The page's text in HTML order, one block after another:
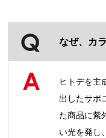
なぜ、カ
ヒトデを主
出したサポ
た商品に紫
い光を発し